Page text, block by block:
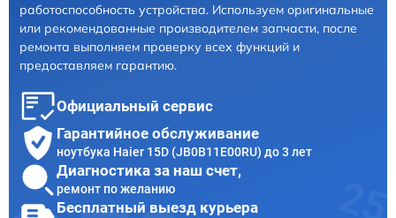
работоспособность устройства. Используем оригинальные
или рекомендованные производителем запчасти, после
ремонта выполняем проверку всех функций и
предоставляем гарантию.
Официальный сервис
Гарантийное обслуживание
ноутбука Haier 15D (JB0B11E00RU) до 3 лет
Диагностика за наш счет,
ремонт по желанию
Бесплатный выезд курьера